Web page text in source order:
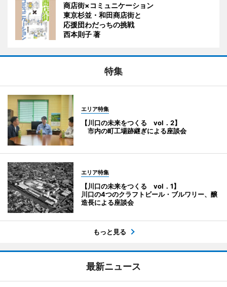
商店街×コミュニケーション
東京杉並・和田商店街と
応援団わだっちの挑戦
西本則子 著
特集
エリア特集
【川口の未来をつくる vol．2】
市内の町工場跡継ぎによる座談会
エリア特集
【川口の未来をつくる vol．1】
川口の4つのクラフトビール・ブルワリー、醸
造長による座談会
もっと見る
最新ニュース